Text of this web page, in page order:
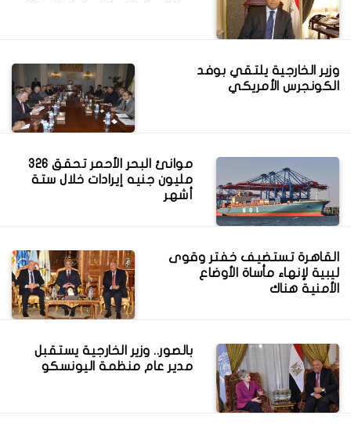
وزير الخارجية يلتقي بوفد
الكونجرس الأمريكي
موانئ البحر الأحمر تحقق 326
مليون جنيه إيرادات خلال ستة
أشهر
القاهرة تستضيف خفتر وقوى
ليبية لإنهاء مأساة الأوضاع
الأمنية هناك
بالصور.. وزير الخارجية يستقبل
مدير عام منظمة اليونسكو